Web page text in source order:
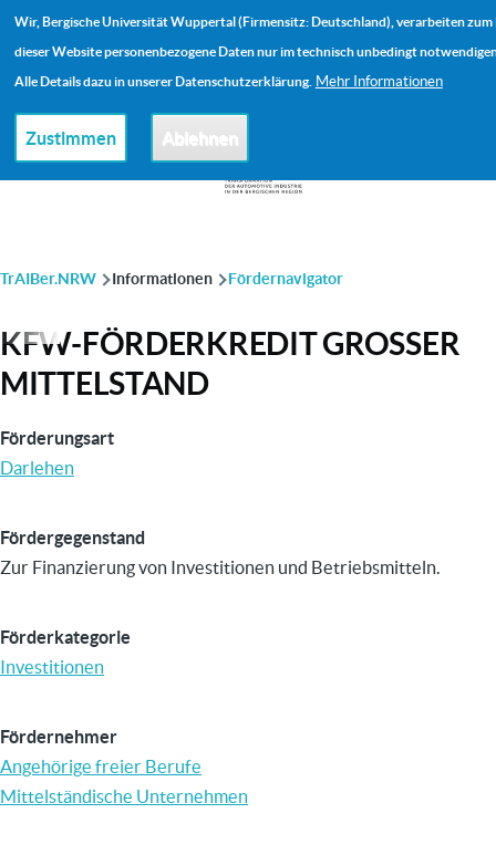
Wir, Bergische Universität Wuppertal (Firmensitz: Deutschland), verarbeiten zum
dieser Website personenbezogene Daten nur im technisch unbedingt
Alle Details dazu in unserer Datenschutzerklärung. Mehr Informationen
Zustimmen Ablehnen
Direkt zum Inhalt
PFADNAVIGATION
TrAIBer.NRW Informationen Fördernavigator
KFW-FÖRDERKREDIT GROSSER M
ITTELSTAND
Förderungsart
Darlehen
Fördergegenstand
Zur Finanzierung von Investitionen und Betriebsmitteln.
Förderkategorie
Investitionen
Fördernehmer
Angehörige freier Berufe
Mittelständische Unternehmen